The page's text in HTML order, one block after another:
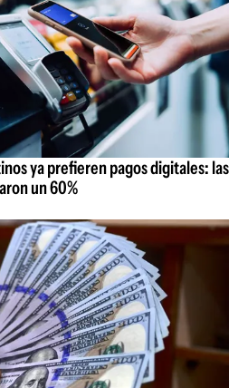
ya prefieren pagos digitales: las
un 60%